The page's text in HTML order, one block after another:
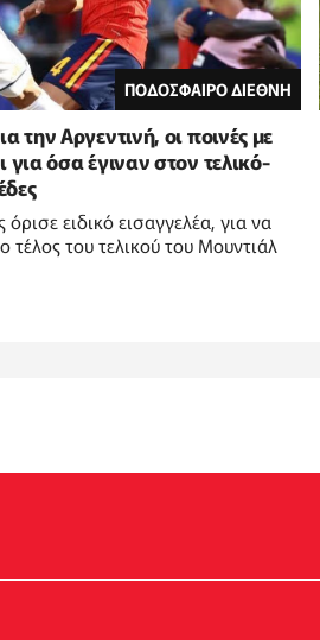
ΠΟΔΟΣΦΑΙΡΟ ΔΙΕΘΝΗ
την Αργεντινή, οι ποινές με
για όσα έγιναν στον τελικό-
ειδικό εισαγγελέα, για να
τέλος του τελικού του Μουντιάλ